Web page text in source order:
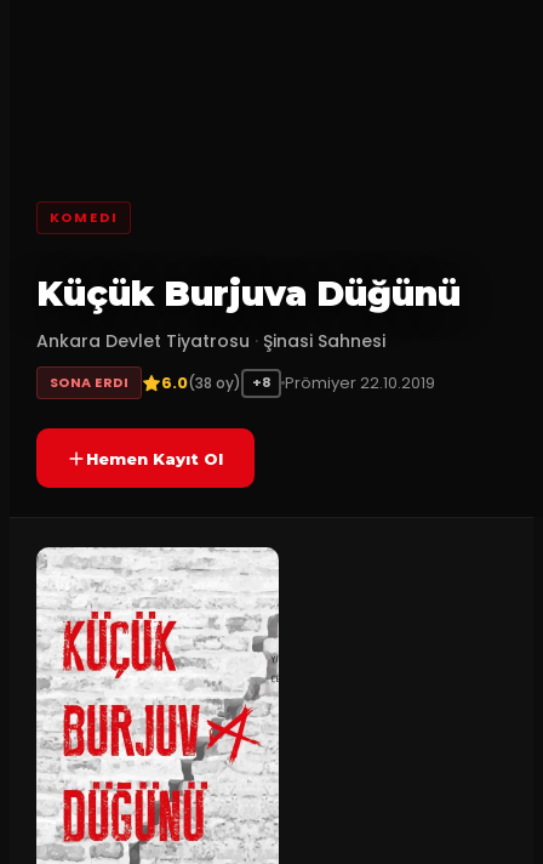
KOMEDI
Küçük Burjuva Düğünü
Ankara Devlet Tiyatrosu · Şinasi Sahnesi
SONA ERDI 6.0(38 oy) +8 Prömiyer 22.10.2019
Hemen Kayıt Ol